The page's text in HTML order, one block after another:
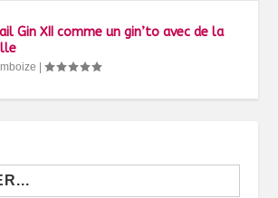
Gin XII comme un gin’to avec de la
|